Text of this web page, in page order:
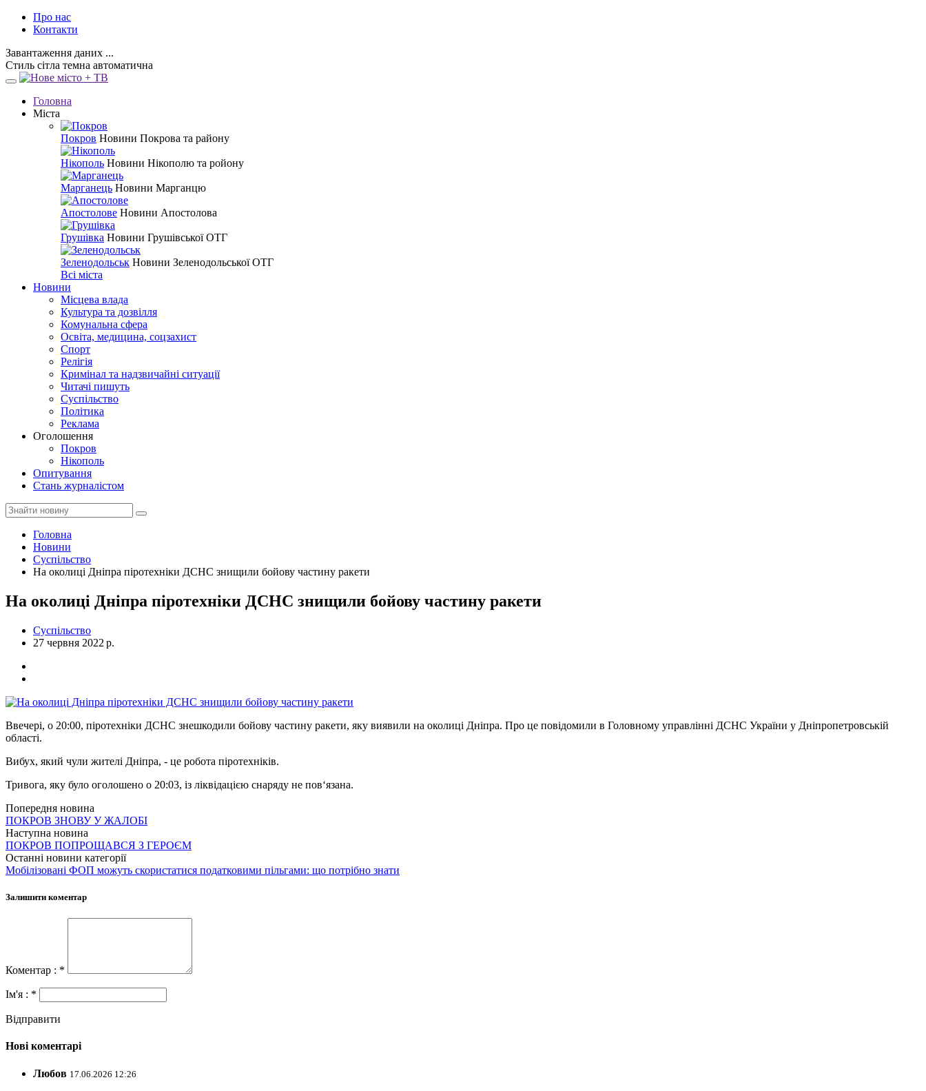
Про нас
Контакти
Завантаження даних ...
Стиль сітла темна автоматична
Головна
Міста
Покров Новини Покрова та району
Нікополь Новини Нікополю та ройону
Марганець Новини Марганцю
Апостолове Новини Апостолова
Грушівка Новини Грушівської ОТГ
Зеленодольськ Новини Зеленодольської ОТГ
Всі міста
Новини
Місцева влада
Культура та дозвілля
Комунальна сфера
Освіта, медицина, соцзахист
Спорт
Релігія
Кримінал та надзвичайні ситуації
Читачі пишуть
Суспільство
Політика
Реклама
Оголошення
Покров
Нікополь
Опитування
Стань журналістом
Головна
Новини
Суспільство
На околицi Днiпра піротехніки ДСНС знищили бойову частину ракети
На околицi Днiпра піротехніки ДСНС знищили бойову частину ракети
Суспільство
27 червня 2022 р.
Ввечері, о 20:00, піротехніки ДСНС знешкодили бойову частину ракети, яку виявили на околиці Дніпра. Про це повідомили в Головному управлінні ДСНС України у Дніпропетровській
області.
Вибух, який чули жителі Дніпра, - це робота піротехніків.
Тривога, яку було оголошено о 20:03, із ліквідацією снаряду не пов‘язана.
Попередня новина
ПОКРОВ ЗНОВУ У ЖАЛОБІ
Наступна новина
ПОКРОВ ПОПРОЩАВСЯ З ГЕРОЄМ
Останні новини категорії
Мобілізовані ФОП можуть скористатися податковими пільгами: що потрібно знати
Залишити коментар
Коментар : *
Ім'я : *
Відправити
Нові коментарі
Любов 17.06.2026 12:26